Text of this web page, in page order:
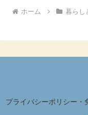
ホーム 暮らし
プライバシーポリシー・